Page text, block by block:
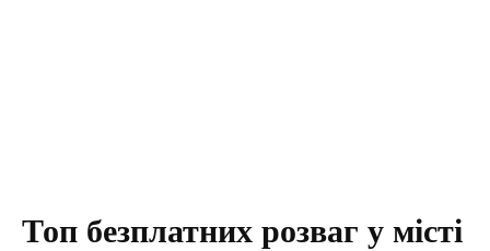
Топ безплатних розваг у місті